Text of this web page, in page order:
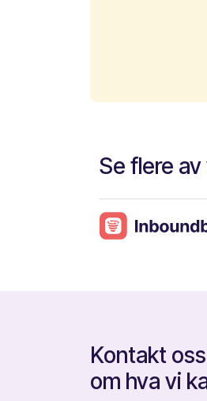
Se flere
Kontakt
om hva vi